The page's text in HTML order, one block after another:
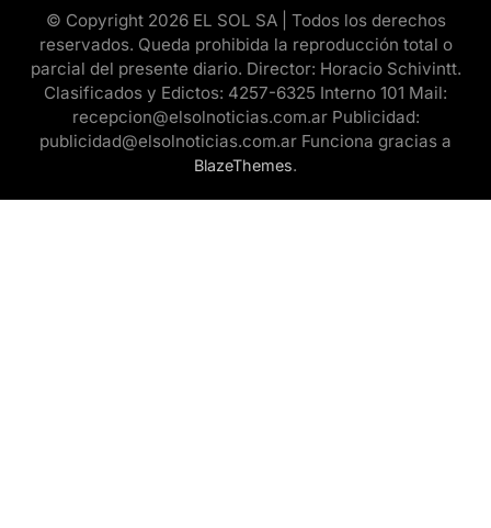
© Copyright 2026 EL SOL SA | Todos los derechos
reservados. Queda prohibida la reproducción total o
parcial del presente diario. Director: Horacio Schivintt.
Clasificados y Edictos: 4257-6325 Interno 101 Mail:
recepcion@elsolnoticias.com.ar Publicidad:
publicidad@elsolnoticias.com.ar Funciona gracias a
BlazeThemes.